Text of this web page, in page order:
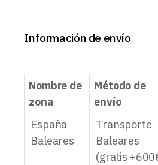
Información de envío
Nombre de
zona
Método de
envío
España
Baleares
Transporte
Baleares
(gratis